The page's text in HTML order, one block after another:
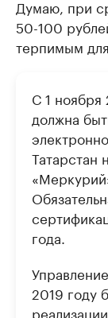
Думаю, при
50-100
терпимым
С 1 ноября
должна
Татарстан
года.
2019 году